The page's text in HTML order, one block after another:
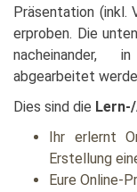
Präsentation (inkl.
erproben. Die
nacheinander,
abgearbeitet
Dies sind die
Ihr erlernt
Erstellung
Eure Online-